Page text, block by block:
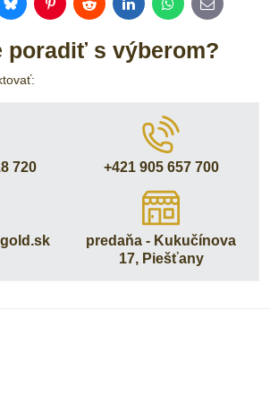
BlueskyPinterestRedditLinkedInWhatsApp
E-
mail
poradiť s výberom?
720 +421 905 657 700
predaňa - Kukučínova
17, Piešťany